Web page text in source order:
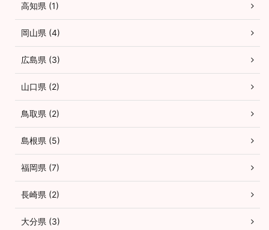
高知県 (1)
岡山県 (4)
広島県 (3)
山口県 (2)
鳥取県 (2)
島根県 (5)
福岡県 (7)
長崎県 (2)
大分県 (3)